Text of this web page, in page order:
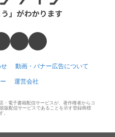
せ 動画・バナー広告について
運営会社
・電子書籍配信サービスが、著作権者からコ
版配信サービスであることを示す登録商標
。